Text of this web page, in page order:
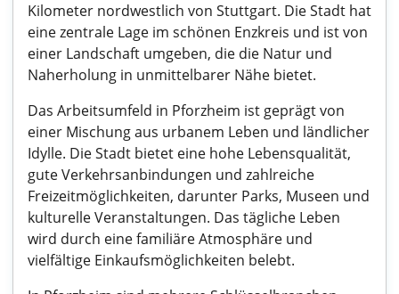
Kilometer nordwestlich von Stuttgart. Die Stadt hat
eine zentrale Lage im schönen Enzkreis und ist von
einer Landschaft umgeben, die die Natur und
Naherholung in unmittelbarer Nähe bietet.
Das Arbeitsumfeld in Pforzheim ist geprägt von
einer Mischung aus urbanem Leben und ländlicher
Idylle. Die Stadt bietet eine hohe Lebensqualität,
gute Verkehrsanbindungen und zahlreiche
Freizeitmöglichkeiten, darunter Parks, Museen und
kulturelle Veranstaltungen. Das tägliche Leben
wird durch eine familiäre Atmosphäre und
vielfältige Einkaufsmöglichkeiten belebt.